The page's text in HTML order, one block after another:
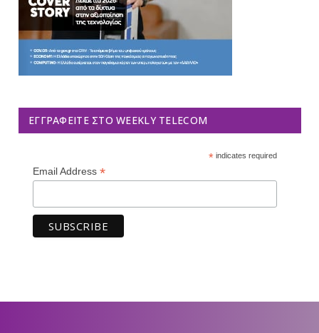
ΕΓΓΡΑΦΕΊΤΕ ΣΤΟ WEEKLY TELECOM
*indicates required
Email Address *